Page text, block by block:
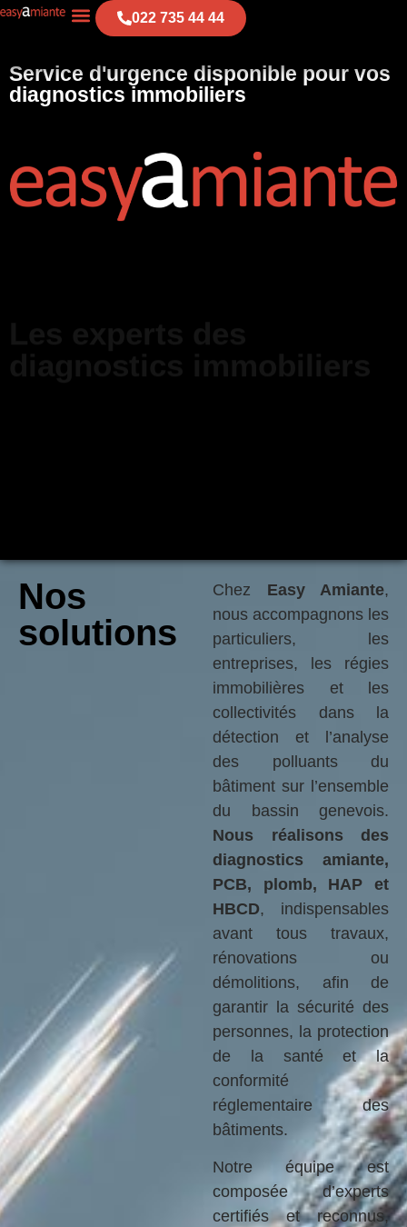
022 735 44 44
Service d'urgence disponible pour vos
diagnostics immobiliers
Nos
solutions
Chez Easy Amiante,
nous accompagnons les
particuliers, les
entreprises, les régies
immobilières et les
collectivités dans la
détection et l’analyse
des polluants du
bâtiment sur l’ensemble
du bassin genevois.
Nous réalisons des
diagnostics amiante,
PCB, plomb, HAP et
HBCD, indispensables
avant tous travaux,
rénovations ou
démolitions, afin de
garantir la sécurité des
personnes, la protection
de la santé et la
conformité
réglementaire des
bâtiments.
Notre équipe est
composée d’experts
certifiés et reconnus,